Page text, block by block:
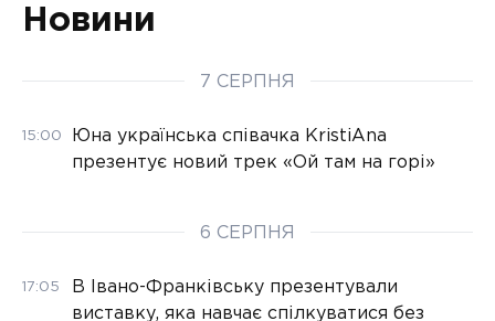
Новини
7 СЕРПНЯ
15:00
Юна українська співачка KristiAna
презентує новий трек «Ой там на горі»
6 СЕРПНЯ
17:05
В Івано-Франківську презентували
виставку, яка навчає спілкуватися без